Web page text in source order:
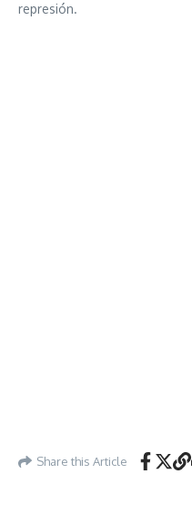
represión.
Share this Article